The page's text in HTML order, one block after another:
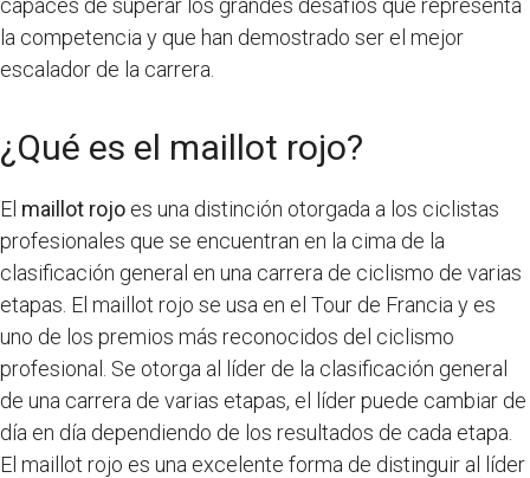
capaces de superar los grandes desafíos que representa
la competencia y que han demostrado ser el mejor
escalador de la carrera.
¿Qué es el maillot rojo?
El maillot rojo es una distinción otorgada a los ciclistas
profesionales que se encuentran en la cima de la
clasificación general en una carrera de ciclismo de varias
etapas. El maillot rojo se usa en el Tour de Francia y es
uno de los premios más reconocidos del ciclismo
profesional. Se otorga al líder de la clasificación general
de una carrera de varias etapas, el líder puede cambiar de
día en día dependiendo de los resultados de cada etapa.
El maillot rojo es una excelente forma de distinguir al líder